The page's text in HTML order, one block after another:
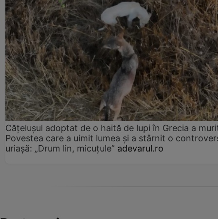
Cățelușul adoptat de o haită de lupi în Grecia a
Povestea care a uimit lumea și a stârnit o
uriașă: „Drum lin, micuțule” adevarul.ro